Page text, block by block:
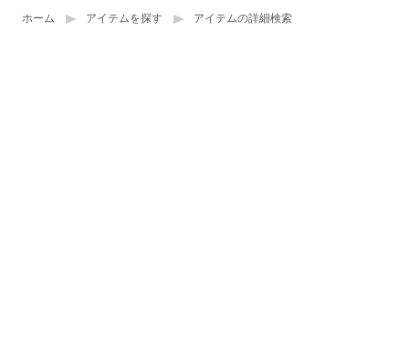
ホーム アイテムを探す アイテムの詳細検索